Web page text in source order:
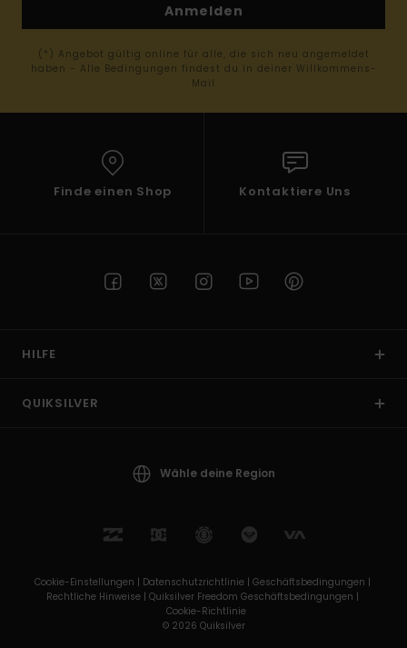
Anmelden
(*) Angebot gültig online für alle, die sich neu angemeldet
haben - Alle Bedingungen findest du in deiner Willkommens-
Mail
Finde einen Shop Kontaktiere Uns
HILFE
QUIKSILVER
Wähle deine Region
Cookie-Einstellungen | Datenschutzrichtlinie | Geschäftsbedingungen |
Rechtliche Hinweise | Quiksilver Freedom Geschäftsbedingungen |
Cookie-Richtlinie
© 2026 Quiksilver